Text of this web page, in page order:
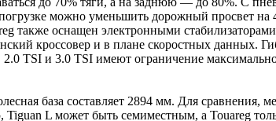
можно уменьшить дорожный просвет
также оснащен электронными
кроссовер и в плане скоростных данных.
и 3.0 TSI имеют ограничение
база составляет 2894 мм. Для сравнения,
L может быть семиместным, а Touareg